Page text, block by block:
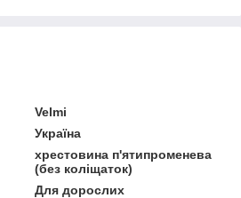
Velmi
Україна
хрестовина п'ятипроменева
(без коліщаток)
Для дорослих